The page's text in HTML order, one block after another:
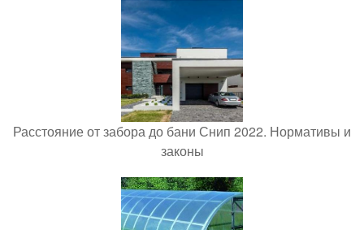
Расстояние от забора до бани Снип 2022. Нормативы и
законы